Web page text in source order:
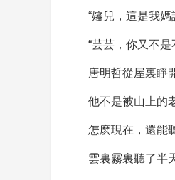
“嬸兒，這是我
“芸芸，你又不
唐明哲從屋裏睜
他不是被山上的
怎麽現在，還能
雲裏霧裏聽了半